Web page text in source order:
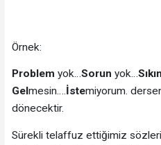
Örnek:
Problem yok…Sorun yok…
Gel mesin…. İstemiyorum.
dönecektir.
Sürekli telaffuz ettiğimiz